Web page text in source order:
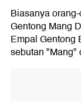
Biasanya
Gentong Mang
Empal Gentong
sebutan "Mang"